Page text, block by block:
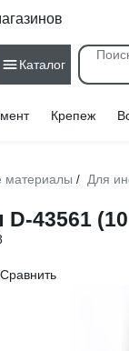
Каталог
Крепеж
материалы / Для
D-43561
Сравнить